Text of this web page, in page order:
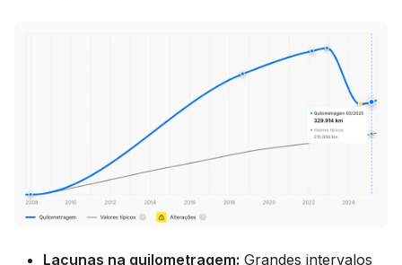
Lacunas na quilometragem: Grandes intervalos